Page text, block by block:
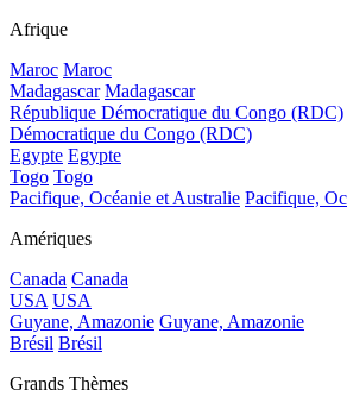
Afrique
Maroc Maroc
Madagascar Madagascar
République Démocratique du Congo (RDC)
Démocratique du Congo (RDC)
Egypte Egypte
Togo Togo
Pacifique, Océanie et Australie Pacifique,
Amériques
Canada Canada
USA USA
Guyane, Amazonie Guyane, Amazonie
Brésil Brésil
Grands Thèmes